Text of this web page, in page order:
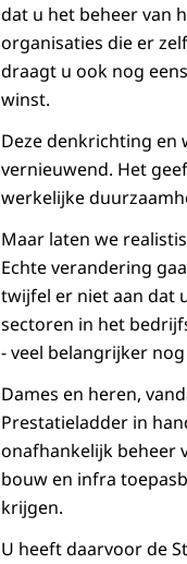
dat u het beheer van
organisaties die er
draagt u ook nog
winst.
Deze denkrichting en
vernieuwend. Het
werkelijke
Maar laten we
Echte verandering
twijfel er niet aan dat
sectoren in het
- veel belangrijker
Dames en heren,
Prestatieladder in
onafhankelijk beheer
bouw en infra
krijgen.
U heeft daarvoor de